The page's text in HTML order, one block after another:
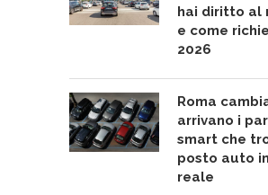
hai diritto al
e come
2026
Roma
arrivano i
smart che
posto auto
reale